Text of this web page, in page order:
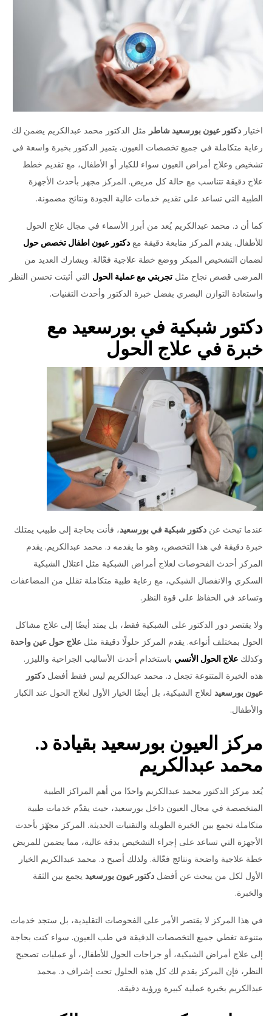
اختيار دكتور عيون بورسعيد شاطر مثل الدكتور محمد عبدالكريم يضمن لك
رعاية متكاملة في جميع تخصصات العيون. يتميز الدكتور بخبرة واسعة في
تشخيص وعلاج أمراض العيون سواء للكبار أو الأطفال، مع تقديم خطط
علاج دقيقة تتناسب مع حالة كل مريض. المركز مجهز بأحدث الأجهزة
الطبية التي تساعد على تقديم خدمات عالية الجودة ونتائج مضمونة.
كما أن د. محمد عبدالكريم يُعد من أبرز الأسماء في مجال علاج الحول
للأطفال. يقدم المركز متابعة دقيقة مع دكتور عيون اطفال تخصص حول
لضمان التشخيص المبكر ووضع خطة علاجية فعّالة. ويشارك العديد من
المرضى قصص نجاح مثل
تجربتي مع عملية الحولالتي أثبتت تحسن النظر
واستعادة التوازن البصري بفضل خبرة الدكتور وأحدث التقنيات.
دكتور شبكية في بورسعيد مع
خبرة في علاج الحول
عندما تبحث عن دكتور شبكية في بورسعيد، فأنت بحاجة إلى طبيب يمتلك
خبرة دقيقة في هذا التخصص، وهو ما يقدمه د. محمد عبدالكريم. يقدم
المركز أحدث الفحوصات لعلاج أمراض الشبكية مثل اعتلال الشبكية
السكري والانفصال الشبكي، مع رعاية طبية متكاملة تقلل من المضاعفات
وتساعد في الحفاظ على قوة النظر.
ولا يقتصر دور الدكتور على الشبكية فقط، بل يمتد أيضًا إلى علاج مشاكل
الحول بمختلف أنواعه. يقدم المركز حلولًا دقيقة مثل علاج حول عين واحدة
وكذلك علاج الحول الأنسيباستخدام أحدث الأساليب الجراحية والليزر.
هذه الخبرة المتنوعة تجعل د. محمد عبدالكريم ليس فقط أفضل دكتور
عيون بورسعيدلعلاج الشبكية، بل أيضًا الخيار الأول لعلاج الحول عند الكبار
والأطفال.
مركز العيون بورسعيد بقيادة د.
محمد عبدالكريم
يُعد مركز الدكتور محمد عبدالكريم واحدًا من أهم المراكز الطبية
المتخصصة في مجال العيون داخل بورسعيد، حيث يقدّم خدمات طبية
متكاملة تجمع بين الخبرة الطويلة والتقنيات الحديثة. المركز مجهّز بأحدث
الأجهزة التي تساعد على إجراء التشخيص بدقة عالية، مما يضمن للمريض
خطة علاجية واضحة ونتائج فعّالة. ولذلك أصبح د. محمد عبدالكريم الخيار
الأول لكل من يبحث عن أفضل دكتور عيون بورسعيديجمع بين الثقة
والخبرة.
في هذا المركز لا يقتصر الأمر على الفحوصات التقليدية، بل ستجد خدمات
متنوعة تغطي جميع التخصصات الدقيقة في طب العيون. سواء كنت بحاجة
إلى علاج أمراض الشبكية، أو جراحات الحول للأطفال، أو عمليات تصحيح
النظر، فإن المركز يقدم لك كل هذه الحلول تحت إشراف د. محمد
عبدالكريم بخبرة عملية كبيرة ورؤية دقيقة.